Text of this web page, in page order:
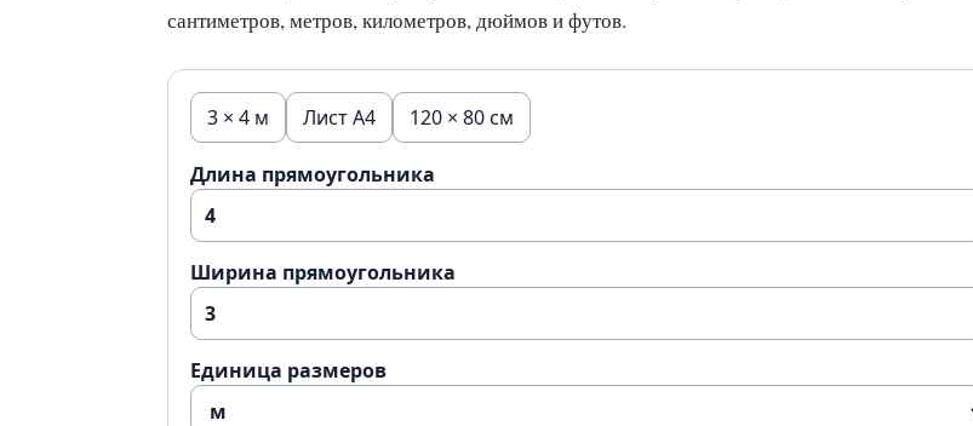
сантиметров, метров, километров, дюймов и футов.
3 × 4 м Лист A4 120 × 80 см
Длина прямоугольника
Ширина прямоугольника
Единица размеров